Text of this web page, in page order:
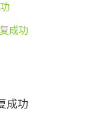
成功
成功